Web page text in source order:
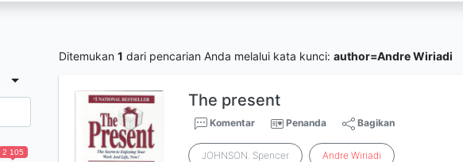
2 105
Ditemukan 1 dari pencarian Anda melalui kata kunci: author=Andre Wiriadi
The present
Komentar Penanda Bagikan
JOHNSON. Spencer Andre Wiriadi